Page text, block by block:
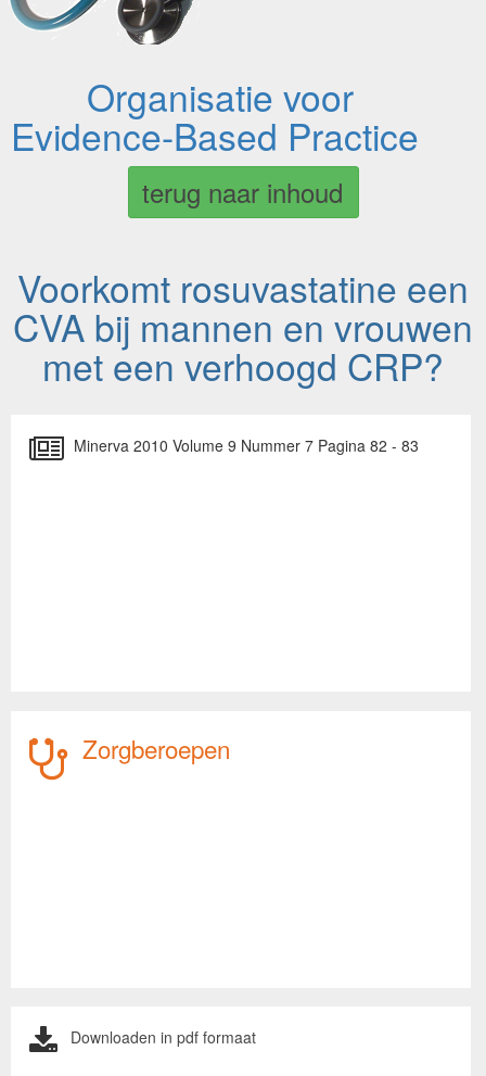
Organisatie voor
Evidence-Based Practice
terug naar inhoud
Voorkomt rosuvastatine een
CVA bij mannen en vrouwen
met een verhoogd CRP?
Minerva 2010 Volume 9 Nummer 7 Pagina 82 - 83
Zorgberoepen
Downloaden in pdf formaat